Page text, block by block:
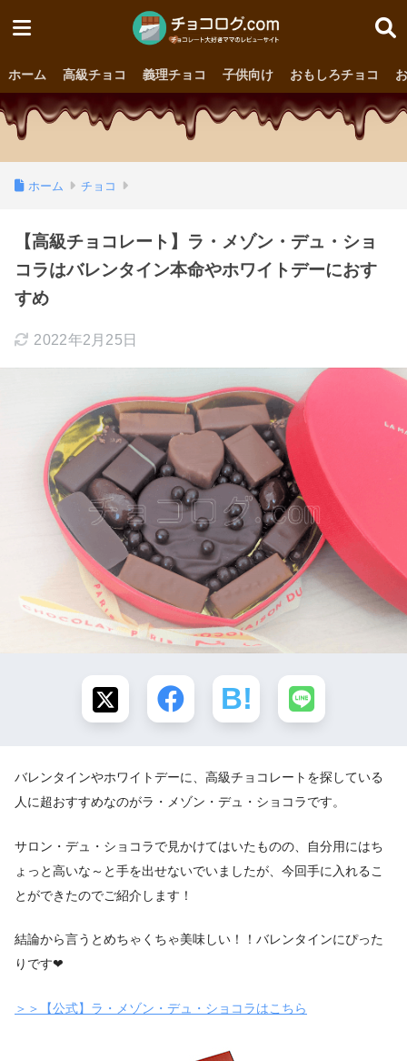
ホーム 高級チョコ 義理チョコ 子供向け おもしろチョコ
ホーム チョコ
【高級チョコレート】ラ・メゾン・デュ・ショ
コラはバレンタイン本命やホワイトデーにおす
すめ
2022年2月25日
バレンタインやホワイトデーに、高級チョコレートを探している
人に超おすすめなのがラ・メゾン・デュ・ショコラです。
サロン・デュ・ショコラで見かけてはいたものの、自分用にはち
ょっと高いな～と手を出せないでいましたが、今回手に入れるこ
とができたのでご紹介します！
結論から言うとめちゃくちゃ美味しい！！バレンタインにぴった
りです❤
＞＞【公式】ラ・メゾン・デュ・ショコラはこちら